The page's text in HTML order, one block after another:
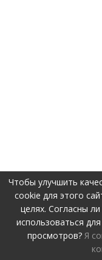
Чтобы улучшить
cookie для этого
целях. Согласны
использоваться
просмотров? Я